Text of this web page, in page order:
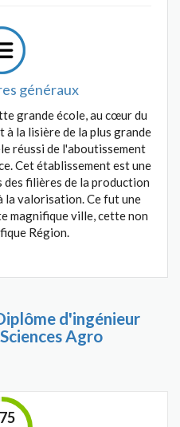
généraux
grande école, au cœur du
la lisière de la plus grande
réussi de l'aboutissement
Cet établissement est une
filières de la production
la valorisation. Ce fut une
magnifique ville, cette non
Région.
d'ingénieur
Agro